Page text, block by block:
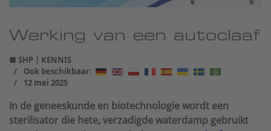
Werking van een autoclaaf
■ SHP | KENNIS
Ook beschikbaar:
12 mei 2025
In de geneeskunde en biotechnologie wordt een
sterilisator die hete, verzadigde waterdamp gebruikt